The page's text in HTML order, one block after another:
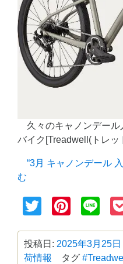
久々のキャノンデー
バイク[Treadwell(トレッ
“3月 キャノンデール
む
Twitter
投稿日: 2025年3月25日
荷情報
タグ #Treadwell